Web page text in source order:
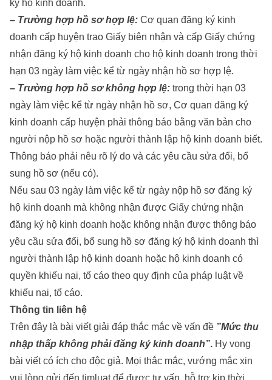
ký hộ kinh doanh.
– Trường hợp hồ sơ hợp lệ: Cơ quan đăng ký kinh
doanh cấp huyện trao Giấy biên nhận và cấp Giấy chứng
nhận đăng ký hộ kinh doanh cho hộ kinh doanh trong thời
hạn 03 ngày làm việc kể từ ngày nhận hồ sơ hợp lệ.
– Trường hợp hồ sơ không hợp lệ: trong thời hạn 03
ngày làm việc kể từ ngày nhận hồ sơ, Cơ quan đăng ký
kinh doanh cấp huyện phải thông báo bằng văn bản cho
người nộp hồ sơ hoặc người thành lập hộ kinh doanh biết.
Thông báo phải nêu rõ lý do và các yêu cầu sửa đổi, bổ
sung hồ sơ (nếu có).
Nếu sau 03 ngày làm việc kể từ ngày nộp hồ sơ đăng ký
hộ kinh doanh mà không nhận được Giấy chứng nhận
đăng ký hộ kinh doanh hoặc không nhận được thông báo
yêu cầu sửa đổi, bổ sung hồ sơ đăng ký hộ kinh doanh thì
người thành lập hộ kinh doanh hoặc hộ kinh doanh có
quyền khiếu nại, tố cáo theo quy định của pháp luật về
khiếu nại, tố cáo.
Thông tin liên hệ
Trên đây là bài viết giải đáp thắc mắc về vấn đề ”Mức thu
nhập thấp không phải đăng ký kinh doanh”. Hy vọng
bài viết có ích cho độc giả. Mọi thắc mắc, vướng mắc xin